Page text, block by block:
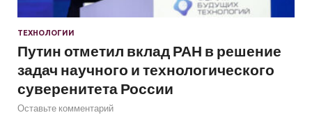
ТЕХНОЛОГИИ
Путин отметил вклад РАН в решение
задач научного и технологического
суверенитета России
Оставьте комментарий